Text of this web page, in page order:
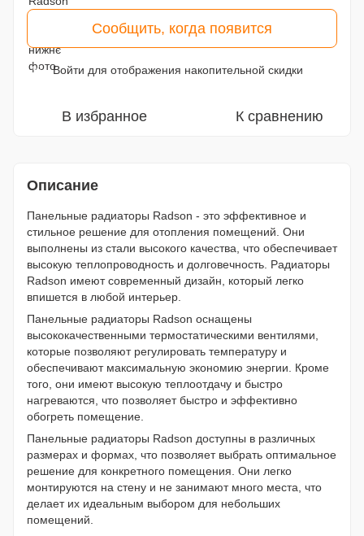
Сообщить, когда появится
% Войти для отображения накопительной скидки
В избранное К сравнению
Описание
Панельные радиаторы Radson - это эффективное и
стильное решение для отопления помещений. Они
выполнены из стали высокого качества, что обеспечивает
высокую теплопроводность и долговечность. Радиаторы
Radson имеют современный дизайн, который легко
впишется в любой интерьер.
Панельные радиаторы Radson оснащены
высококачественными термостатическими вентилями,
которые позволяют регулировать температуру и
обеспечивают максимальную экономию энергии. Кроме
того, они имеют высокую теплоотдачу и быстро
нагреваются, что позволяет быстро и эффективно
обогреть помещение.
Панельные радиаторы Radson доступны в различных
размерах и формах, что позволяет выбрать оптимальное
решение для конкретного помещения. Они легко
монтируются на стену и не занимают много места, что
делает их идеальным выбором для небольших
помещений.